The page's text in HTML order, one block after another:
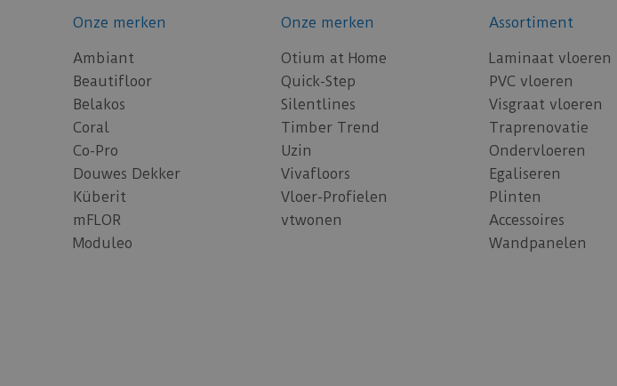
Onze merken
Ambiant
Beautifloor
Belakos
Coral
Co-Pro
Douwes Dekker
Küberit
mFLOR
Moduleo
Onze merken
Otium at Home
Quick-Step
Silentlines
Timber Trend
Uzin
Vivafloors
Vloer-Profielen
vtwonen
Assortiment
Laminaat vloeren
PVC vloeren
Visgraat vloeren
Traprenovatie
Ondervloeren
Egaliseren
Plinten
Accessoires
Wandpanelen